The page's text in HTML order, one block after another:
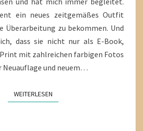
ein neues zeitgemäßes Outfit
Überarbeitung zu bekommen. Und
dass sie nicht nur als E-Book,
mit zahlreichen farbigen Fotos
und neuem…
WEITERLESENWEITERLESEN